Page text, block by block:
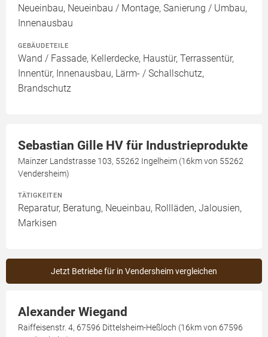
Neueinbau, Neueinbau / Montage, Sanierung / Umbau,
Innenausbau
GEBÄUDETEILE
Wand / Fassade, Kellerdecke, Haustür, Terrassentür,
Innentür, Innenausbau, Lärm- / Schallschutz,
Brandschutz
Sebastian Gille HV für Industrieprodukte
Mainzer Landstrasse 103, 55262 Ingelheim (16km von 55262
Vendersheim)
TÄTIGKEITEN
Reparatur, Beratung, Neueinbau, Rollläden, Jalousien,
Markisen
Jetzt Betriebe für in Vendersheim vergleichen
Alexander Wiegand
Raiffeisenstr. 4, 67596 Dittelsheim-Heßloch (16km von 67596